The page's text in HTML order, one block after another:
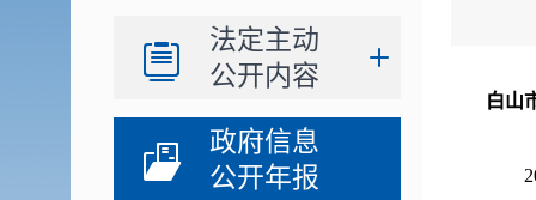
法定主动
公开内容
政府信息
公开年报
白山